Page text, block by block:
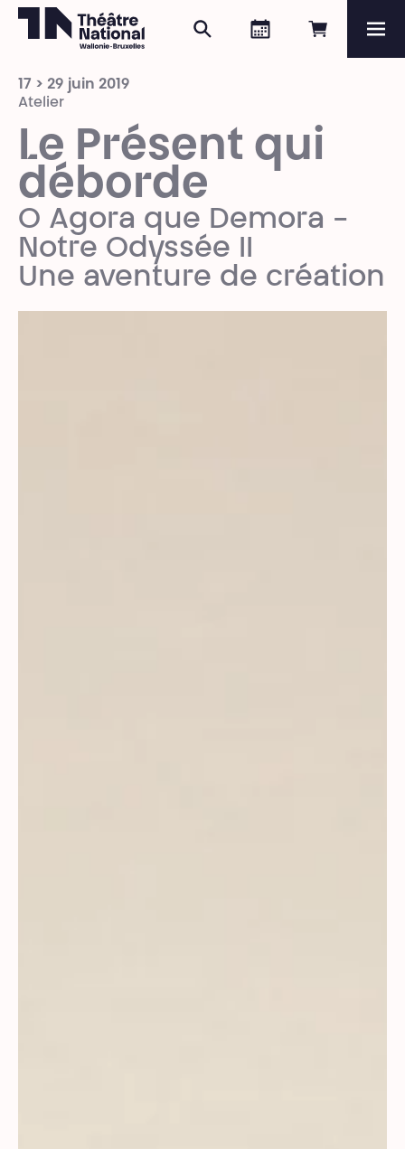
Réserver
Agenda
Rechercher
Programme
17 > 29 juin 2019
Atelier
Le Présent qui
déborde
O Agora que Demora -
Notre Odyssée II
Une aventure de création